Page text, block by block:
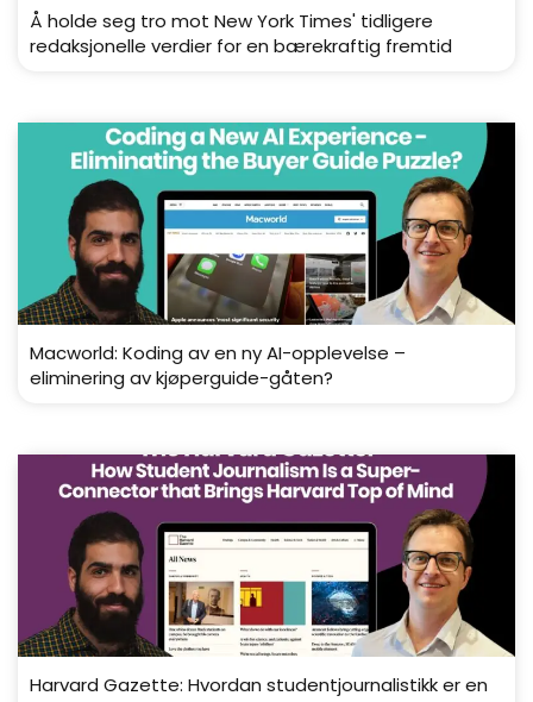
Å holde seg tro mot New York Times' tidligere
redaksjonelle verdier for en bærekraftig fremtid
Macworld: Koding av en ny AI-opplevelse –
eliminering av kjøperguide-gåten?
Harvard Gazette: Hvordan studentjournalistikk er en